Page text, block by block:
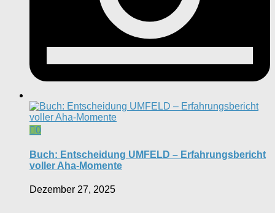
0
Buch: Entscheidung UMFELD – Erfahrungsbericht
voller Aha-Momente
Dezember 27, 2025